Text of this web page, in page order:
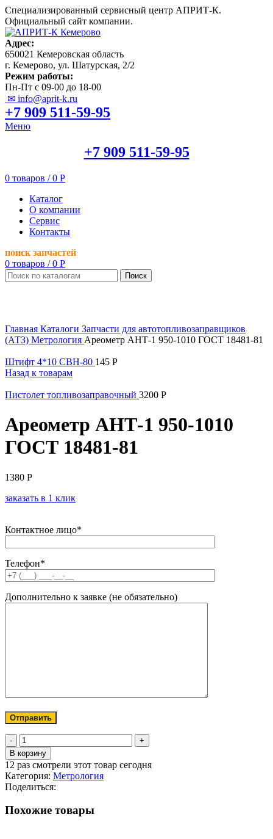
Специализированный сервисный центр АПРИТ-К.
Официальный сайт компании.
Адрес:
650021 Кемеровская область
г. Кемерово, ул. Шатурская, 2/2
Режим работы:
Пн-Пт с 09-00 до 18-00
✉ info@aprit-k.ru
+7 909 511-59-95
Меню
+7 909 511-59-95
0 товаров / 0 Р
Каталог
О компании
Сервис
Контакты
поиск запчастей
0 товаров / 0 Р
Поиск
Главная Каталоги Запчасти для автотопливозаправщиков
(АТЗ) Метрология Ареометр АНТ-1 950-1010 ГОСТ 18481-81
Штифт 4*10 СВН-80 145 Р
Назад к товарам
Пистолет топливозаправочный 3200 Р
Ареометр АНТ-1 950-1010
ГОСТ 18481-81
1380 Р
заказать в 1 клик
Контактное лицо*
Телефон*
Дополнительно к заявке (не обязательно)
Количество
товара
Ареометр
АНТ-1
950-
1010
18481-
В корзину
12 раз смотрели этот товар сегодня
Категория: Метрология
Поделиться:
Похожие товары